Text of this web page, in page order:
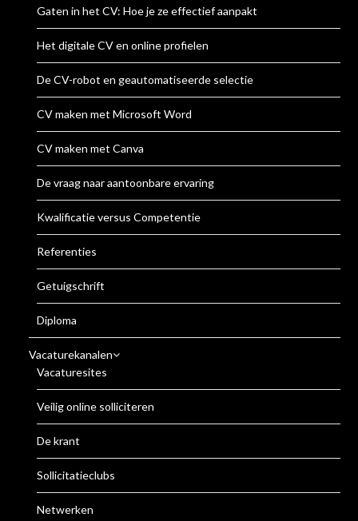
Gaten in het CV: Hoe je ze effectief aanpakt
Het digitale CV en online profielen
De CV-robot en geautomatiseerde selectie
CV maken met Microsoft Word
CV maken met Canva
De vraag naar aantoonbare ervaring
Kwalificatie versus Competentie
Referenties
Getuigschrift
Diploma
Vacaturekanalen
Vacaturesites
Veilig online solliciteren
De krant
Sollicitatieclubs
Netwerken